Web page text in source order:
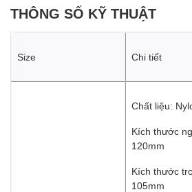
THÔNG SỐ KỸ THUẬT
Size Chi tiết
Chất liệu:
Kích thước
120mm
Kích thước
105mm